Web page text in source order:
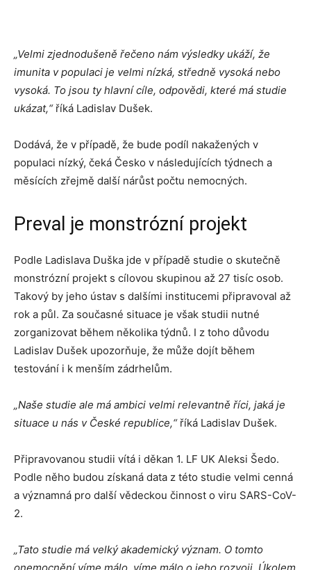
„Velmi zjednodušeně řečeno nám výsledky ukáží, že
imunita v populaci je velmi nízká, středně vysoká nebo
vysoká. To jsou ty hlavní cíle, odpovědi, které má studie
ukázat,“říká Ladislav Dušek.
Dodává, že v případě, že bude podíl nakažených v
populaci nízký, čeká Česko v následujících týdnech a
měsících zřejmě další nárůst počtu nemocných.
Preval je monstrózní projekt
Podle Ladislava Duška jde v případě studie o skutečně
monstrózní projekt s cílovou skupinou až 27 tisíc osob.
Takový by jeho ústav s dalšími institucemi připravoval až
rok a půl. Za současné situace je však studii nutné
zorganizovat během několika týdnů. I z toho důvodu
Ladislav Dušek upozorňuje, že může dojít během
testování i k menším zádrhelům.
„Naše studie ale má ambici velmi relevantně říci, jaká je
situace u nás v České republice,“říká Ladislav Dušek.
Připravovanou studii vítá i děkan 1. LF UK Aleksi Šedo.
Podle něho budou získaná data z této studie velmi cenná
a významná pro další vědeckou činnost o viru SARS-CoV-
2.
„Tato studie má velký akademický význam. O tomto